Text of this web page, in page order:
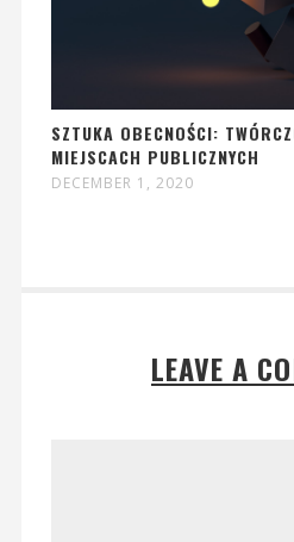
SZTUKA OBECNOŚCI:
MIEJSCACH PUBLICZNYCH
DECEMBER 1, 2020
LEAVE A